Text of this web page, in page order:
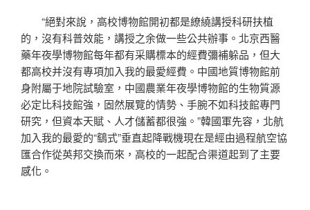
“絕對來說，高校博物館開初都是繚繞講授科研扶植
的，沒有科普效能，講授之余做一些公共辦事。北京西醫
藥年夜學博物館每年都有采購標本的經費彌補躲品，但大
都高校并沒有專項加入我的最愛經費。中國地質博物館前
身附屬于地院試驗室，中國農業年夜學博物館的生物質源
必定比科技館強，固然展覽的情勢、手腕不如科技館專門
研究，但資本天賦、人才儲蓄都很強。”韓國軍先容，北航
加入我的最愛的“鷂式”垂直起降戰機現在是經由過程航空協
匯合作從英邦交換而來，高校的一起配合渠道起到了主要
感化。